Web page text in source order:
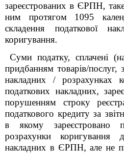
зареєстрованих в ЄРПН,
ним протягом 1095
складення податкової
коригування.
Суми податку, сплачені
придбанням товарів/послуг,
накладних / розрахунках
податкових накладних,
порушенням строку
податкового кредиту за
в якому зареєстровано
розрахунки коригування
накладних в ЄРПН, але не